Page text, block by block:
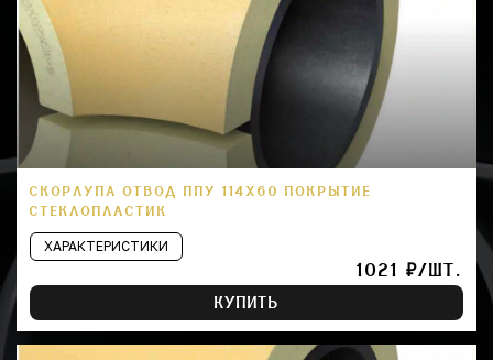
СКОРЛУПА ОТВОД ППУ 114Х60 ПОКРЫТИЕ
СТЕКЛОПЛАСТИК
ХАРАКТЕРИСТИКИ
1021 ₽/ШТ.
КУПИТЬ